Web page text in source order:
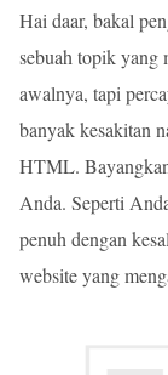
Hai daar, bakal
sebuah topik yang
awalnya, tapi
banyak kesakitan
HTML.
Anda. Seperti
penuh dengan
website yang